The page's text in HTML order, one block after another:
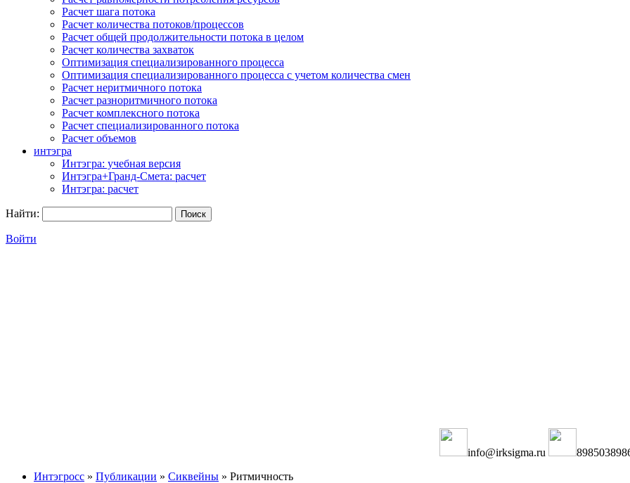
Расчет шага потока
Расчет количества потоков/процессов
Расчет общей продолжительности потока в целом
Расчет количества захваток
Оптимизация специализированного процесса
Оптимизация специализированного процесса с учетом количества смен
Расчет неритмичного потока
Расчет разноритмичного потока
Расчет комплексного потока
Расчет специализированного потока
Расчет объемов
интэгра
Интэгра: учебная версия
Интэгра+Гранд-Смета: расчет
Интэгра: расчет
Найти:
Войти
info@irksigma.ru
Интэгросс » Публикации » Сиквейны » Ритмичность